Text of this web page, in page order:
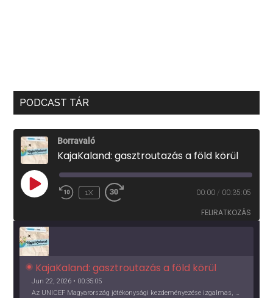
PODCAST TÁR
Borravaló
KajaKaland: gasztroutazás a föld körül
PLAY
EPISODE
1X 00:00 / 00:35:05
FELIRATKOZÁS
KajaKaland: gasztroutazás a föld körül
Jun 22, 2026 • 00:35:05
Az UNICEF Magyarország jótékonysági kezdeményezése izgalmas, egész éves világkörüli ízutazásra hív, igazi családi program és gasztroedukáció, illetve segítség a rászorulóknak is egyben.